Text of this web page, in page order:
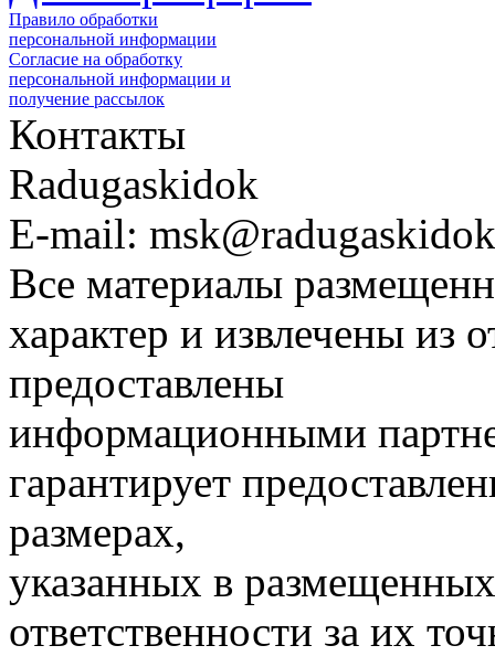
Правило обработки
персональной информации
Согласие на обработку
персональной информации и
получение рассылок
Контакты
Radugaskidok
E-mail:
Все материалы
характер и извлечены из
предоставлены
информационными
гарантирует
размерах,
указанных в
ответственности за их